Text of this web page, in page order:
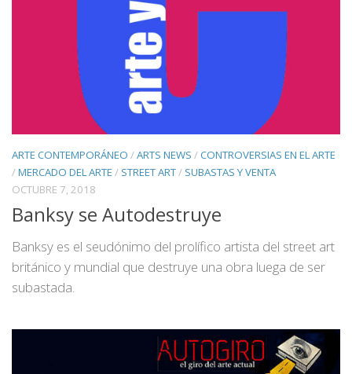
ARTE CONTEMPORÁNEO /ARTS NEWS /CONTROVERSIAS EN EL ARTE
/MERCADO DEL ARTE / STREET ART/ SUBASTAS Y VENTA
OCTUBRE 7, 2018
Banksy se Autodestruye
Banksy es el seudónimo del prolífico artista del street art
británico y mundial que destruye una obra luega de ser
subastada.